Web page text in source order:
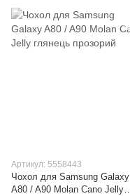
Артикул: 5558443
Чохол для Samsung Galaxy
A80 / A90 Molan Cano Jelly